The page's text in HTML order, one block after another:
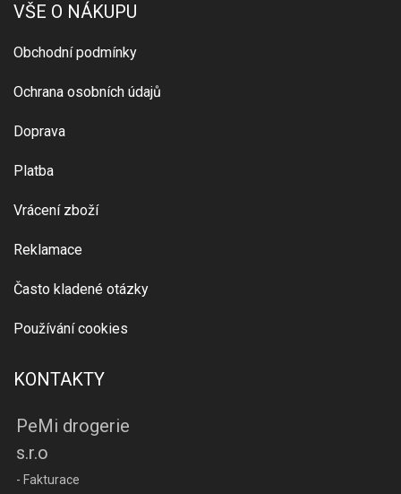
VŠE O NÁKUPU
Obchodní podmínky
Ochrana osobních údajů
Doprava
Platba
Vrácení zboží
Reklamace
Často kladené otázky
Používání cookies
KONTAKTY
PeMi drogerie
s.r.o
- Fakturace